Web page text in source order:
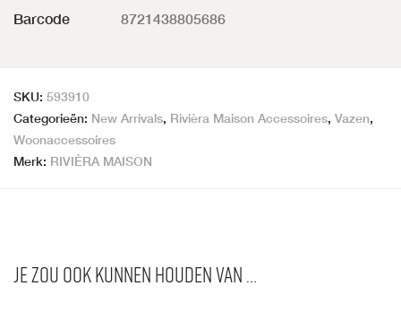
Barcode 8721438805686
SKU: 593910
Categorieën: New Arrivals, Rivièra Maison Accessoires, Vazen,
Woonaccessoires
Merk: RIVIÈRA MAISON
Je zou ook kunnen houden van …